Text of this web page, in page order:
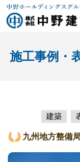
施工事例・
建築
九州地方整備